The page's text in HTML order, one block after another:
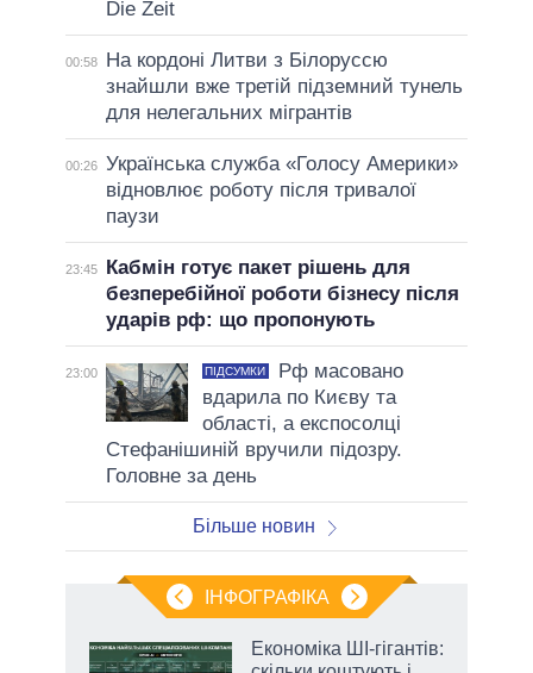
Die Zeit
00:58
На кордоні Литви з Білоруссю
знайшли вже третій підземний тунель
для нелегальних мігрантів
00:26 Українська служба «Голосу Америки»
відновлює роботу після тривалої
паузи
23:45
Кабмін готує пакет рішень для
безперебійної роботи бізнесу після
ударів рф: що пропонують
23:00 ПІДСУМКИ
Рф масовано
вдарила по Києву та
області, а експосолці
Стефанішиній вручили підозру.
Головне за день
Більше новин
ІНФОГРАФІКА
Економіка ШІ-гігантів: